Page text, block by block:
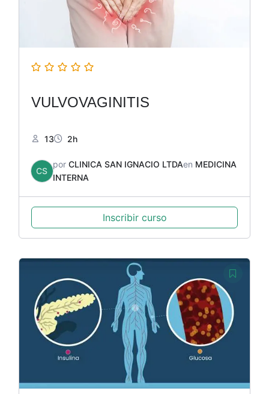
VULVOVAGINITIS
13 2h
CS
por CLINICA SAN IGNACIO LTDAen MEDICINA
INTERNA
Inscribir curso